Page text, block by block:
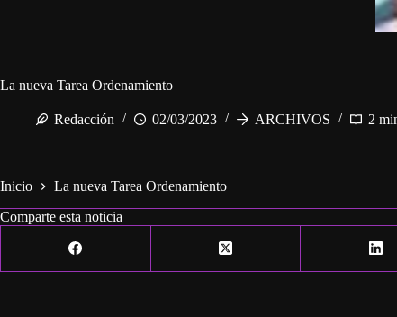
La nueva Tarea Ordenamiento
Redacción 02/03/2023 ARCHIVOS 2
Inicio
La nueva Tarea Ordenamiento
Comparte esta noticia